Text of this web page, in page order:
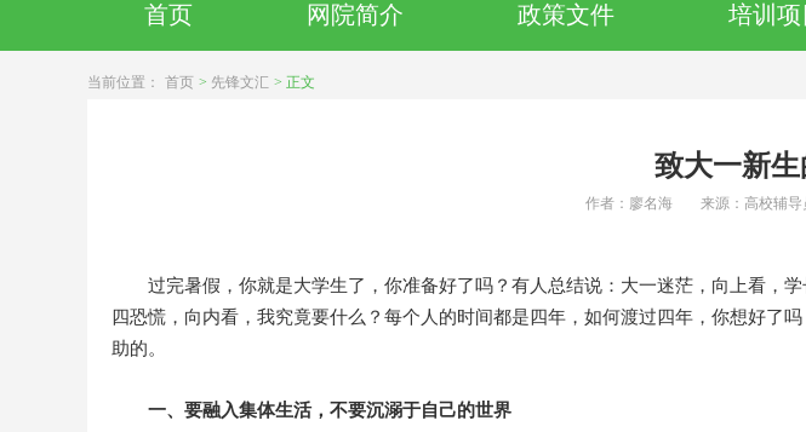
首页 网院简介 政策文件 培训项
当前位置： 首页 > 先锋文汇 > 正文
致大一新
作者：廖名海 来源：高校辅
过完暑假，你就是大学生了，你准备好了吗？有人总结说：大一迷茫，向上看，
四恐慌，向内看，我究竟要什么？每个人的时间都是四年，如何渡过四年，你想好了
助的。
一、要融入集体生活，不要沉溺于自己的世界